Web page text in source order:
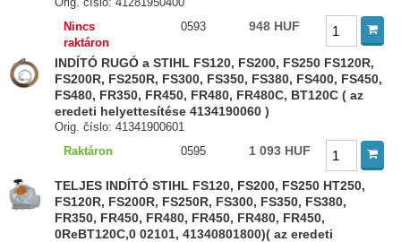
Nincs
raktáron
0593 948 HUF
INDÍTÓ RUGÓ a STIHL FS120, FS200, FS250 FS120R,
FS200R, FS250R, FS300, FS350, FS380, FS400, FS450,
FS480, FR350, FR450, FR480, FR480C, BT120C ( az
eredeti helyettesítése 4134190060 )
Orig. číslo: 41341900601
Raktáron
0595 1 093 HUF
TELJES INDÍTÓ STIHL FS120, FS200, FS250 HT250,
FS120R, FS200R, FS250R, FS300, FS350, FS380,
FR350, FR450, FR480, FR450, FR480, FR450,
0ReBT120C,0 02101, 41340801800)( az eredeti